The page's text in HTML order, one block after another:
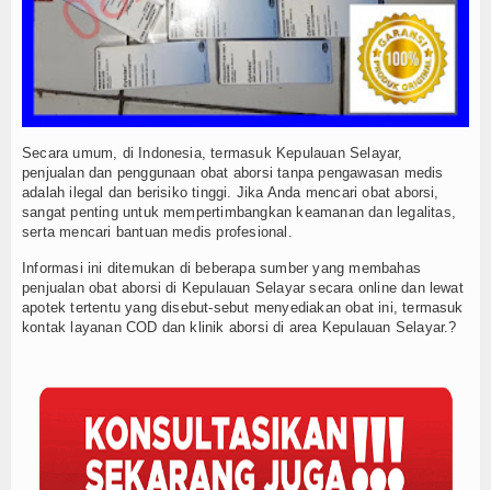
Secara umum, di Indonesia, termasuk Kepulauan Selayar,
penjualan dan penggunaan obat aborsi tanpa pengawasan medis
adalah ilegal dan berisiko tinggi. Jika Anda mencari obat aborsi,
sangat penting untuk mempertimbangkan keamanan dan legalitas,
serta mencari bantuan medis profesional.
Informasi ini ditemukan di beberapa sumber yang membahas
penjualan obat aborsi di Kepulauan Selayar secara online dan lewat
apotek tertentu yang disebut-sebut menyediakan obat ini, termasuk
kontak layanan COD dan klinik aborsi di area Kepulauan Selayar.?